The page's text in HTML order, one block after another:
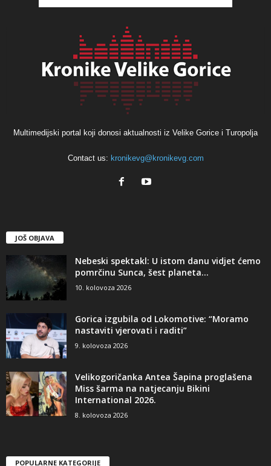
Multimedijski portal koji donosi aktualnosti iz Velike Gorice i Turopolja
Contact us: kronikevg@kronikevg.com
JOŠ OBJAVA
Nebeski spektakl: U istom danu vidjet ćemo
pomrčinu Sunca, šest planeta...
10. kolovoza 2026
Gorica izgubila od Lokomotive: “Moramo
nastaviti vjerovati i raditi”
9. kolovoza 2026
Velikogoričanka Antea Šapina proglašena
Miss šarma na natjecanju Bikini
International 2026.
8. kolovoza 2026
POPULARNE KATEGORIJE